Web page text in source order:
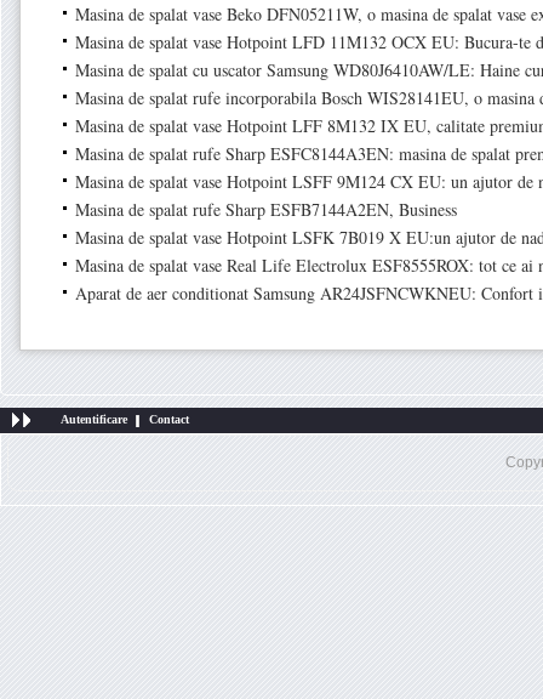
Masina de spalat vase Beko DFN05211W, o masina de spalat vase
Masina de spalat vase Hotpoint LFD 11M132 OCX EU: Bucura-te
Masina de spalat cu uscator Samsung WD80J6410AW/LE: Haine
Masina de spalat rufe incorporabila Bosch WIS28141EU, o masina
Masina de spalat vase Hotpoint LFF 8M132 IX EU, calitate
Masina de spalat rufe Sharp ESFC8144A3EN: masina de spalat
Masina de spalat vase Hotpoint LSFF 9M124 CX EU: un ajutor de
Masina de spalat rufe Sharp ESFB7144A2EN, Business
Masina de spalat vase Hotpoint LSFK 7B019 X EU:un ajutor de
Masina de spalat vase Real Life Electrolux ESF8555ROX: tot ce ai
Aparat de aer conditionat Samsung AR24JSFNCWKNEU: Confort
Autentificare Contact